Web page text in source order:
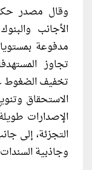
وقال مصدر
الأجانب
مدفوعة
تجاوز
تخفيف الضغوط
الاستحقاق
الإصدارات
التجزئة، إلى
وجاذبية